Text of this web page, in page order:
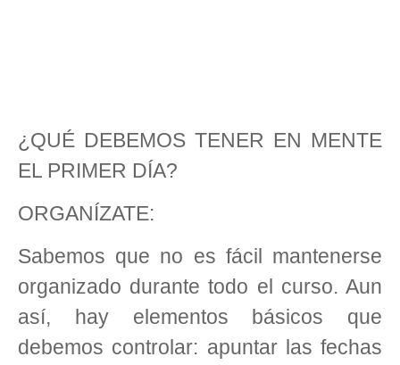
¿QUÉ DEBEMOS TENER EN MENTE
EL PRIMER DÍA?
ORGANÍZATE:
Sabemos que no es fácil mantenerse
organizado durante todo el curso. Aun
así, hay elementos básicos que
debemos controlar: apuntar las fechas